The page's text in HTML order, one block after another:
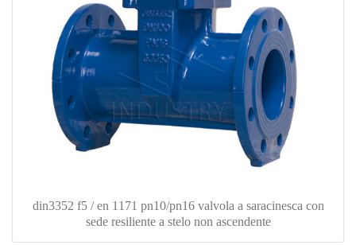
din3352 f5 / en 1171 pn10/pn16 valvola a saracinesca con
sede resiliente a stelo non ascendente